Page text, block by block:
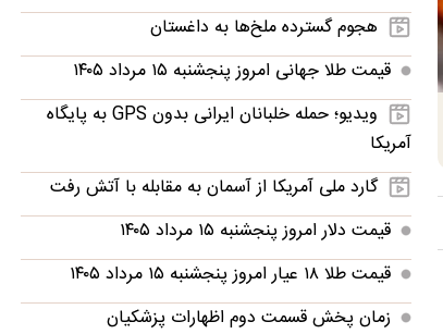
هجوم گسترده ملخ‌ها به داغستان
قیمت طلا جهانی امروز پنجشنبه ۱۵ مرداد ۱۴۰۵
ویدیو؛ حمله خلبانان ایرانی بدون GPS به پایگاه
آمریکا
گارد ملی آمریکا از آسمان به مقابله با آتش رفت
قیمت دلار امروز پنجشنبه ۱۵ مرداد ۱۴۰۵
قیمت طلا ۱۸ عیار امروز پنجشنبه ۱۵ مرداد ۱۴۰۵
زمان پخش قسمت دوم اظهارات پزشکیان